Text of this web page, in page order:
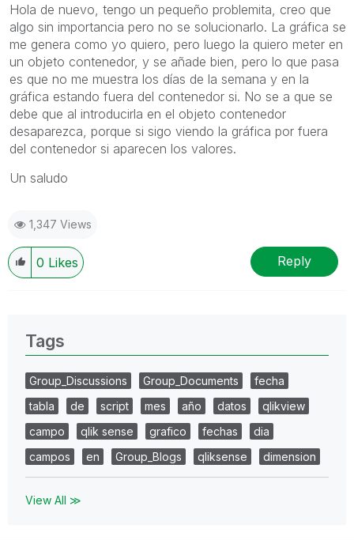
Hola de nuevo, tengo un pequeño problemita, creo que
algo sin importancia pero no se solucionarlo. La gráfica se
me genera como yo quiero, pero luego la quiero meter en
un objeto contenedor, y se añade bien, pero lo que pasa
es que no me muestra los días de la semana y en la
gráfica estando fuera del contenedor si. No se a que se
debe que al introducirla en el objeto contenedor
desaparezca, porque si sigo viendo la gráfica por fuera
del contenedor si aparecen los valores.
Un saludo
1,347 Views
0 Likes Reply
Tags
Group_Discussions Group_Documents
fecha
tabla
de script mes año datos
qlikview
campo
qlik sense grafico fechas
dia
campos
en Group_Blogs qliksense dimension
View All ≫